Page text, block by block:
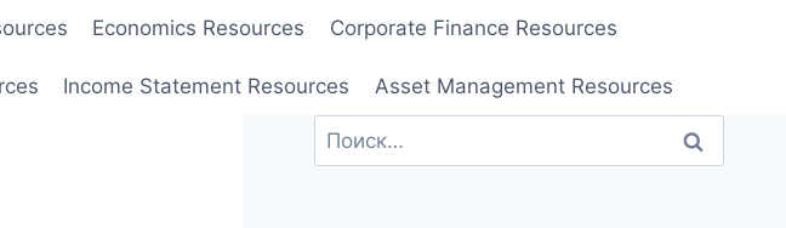
Economics Resources Corporate Finance Resources
Income Statement Resources Asset Management Resources
Найти: